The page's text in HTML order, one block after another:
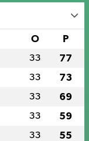
O P
33 77
33 73
33 69
33 59
33 55